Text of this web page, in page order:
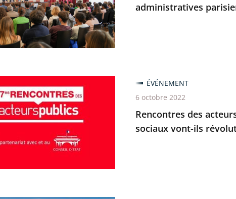
administratives
Rencontres des
sociaux vont-ils
ÉVÉNEMENT
6 octobre 2022